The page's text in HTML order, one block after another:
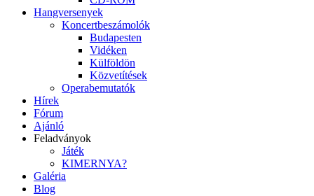
Hangversenyek
Koncertbeszámolók
Budapesten
Vidéken
Külföldön
Közvetítések
Operabemutatók
Hírek
Fórum
Ajánló
Feladványok
Játék
KIMERNYA?
Galéria
Blog